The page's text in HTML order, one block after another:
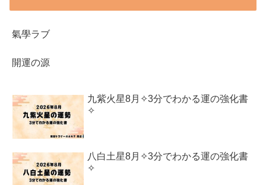
氣學ラブ
開運の源
九紫火星8月✧3分でわかる運の強化書
✧
八白土星8月✧3分でわかる運の強化書
✧